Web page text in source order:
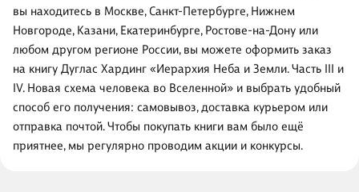
вы находитесь в Москве, Санкт-Петербурге, Нижнем
Новгороде, Казани, Екатеринбурге, Ростове-на-Дону или
любом другом регионе России, вы можете оформить заказ
на книгу Дуглас Хардинг «Иерархия Неба и Земли. Часть III и
IV. Новая схема человека во Вселенной» и выбрать удобный
способ его получения: самовывоз, доставка курьером или
отправка почтой. Чтобы покупать книги вам было ещё
приятнее, мы регулярно проводим акции и конкурсы.